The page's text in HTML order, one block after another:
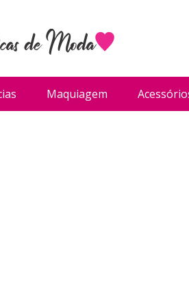
Maquiagem